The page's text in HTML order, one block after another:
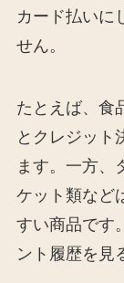
カード払いに
せん。
たとえば、食
とクレジット
ます。一方、
ケット類など
すい商品です
ント履歴を見